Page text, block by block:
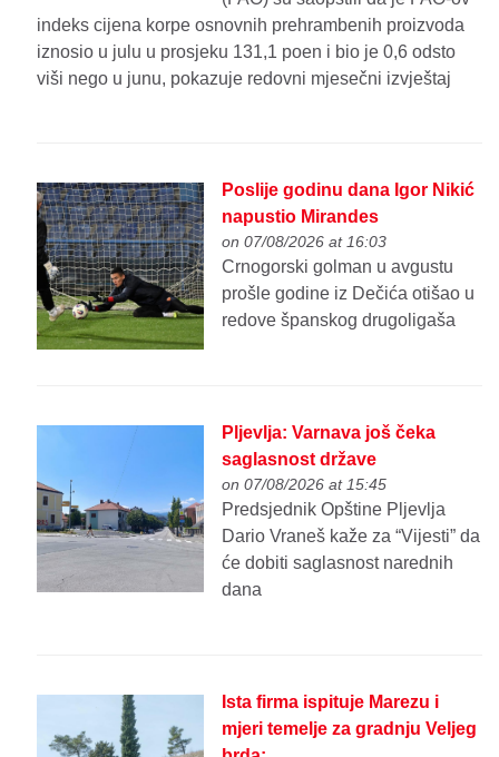
indeks cijena korpe osnovnih prehrambenih proizvoda
iznosio u julu u prosjeku 131,1 poen i bio je 0,6 odsto
viši nego u junu, pokazuje redovni mjesečni izvještaj
Poslije godinu dana Igor Nikić
napustio Mirandes
on 07/08/2026 at 16:03
Crnogorski golman u avgustu
prošle godine iz Dečića otišao u
redove španskog drugoligaša
Pljevlja: Varnava još čeka
saglasnost države
on 07/08/2026 at 15:45
Predsjednik Opštine Pljevlja
Dario Vraneš kaže za “Vijesti” da
će dobiti saglasnost narednih
dana
Ista firma ispituje Marezu i
mjeri temelje za gradnju Veljeg